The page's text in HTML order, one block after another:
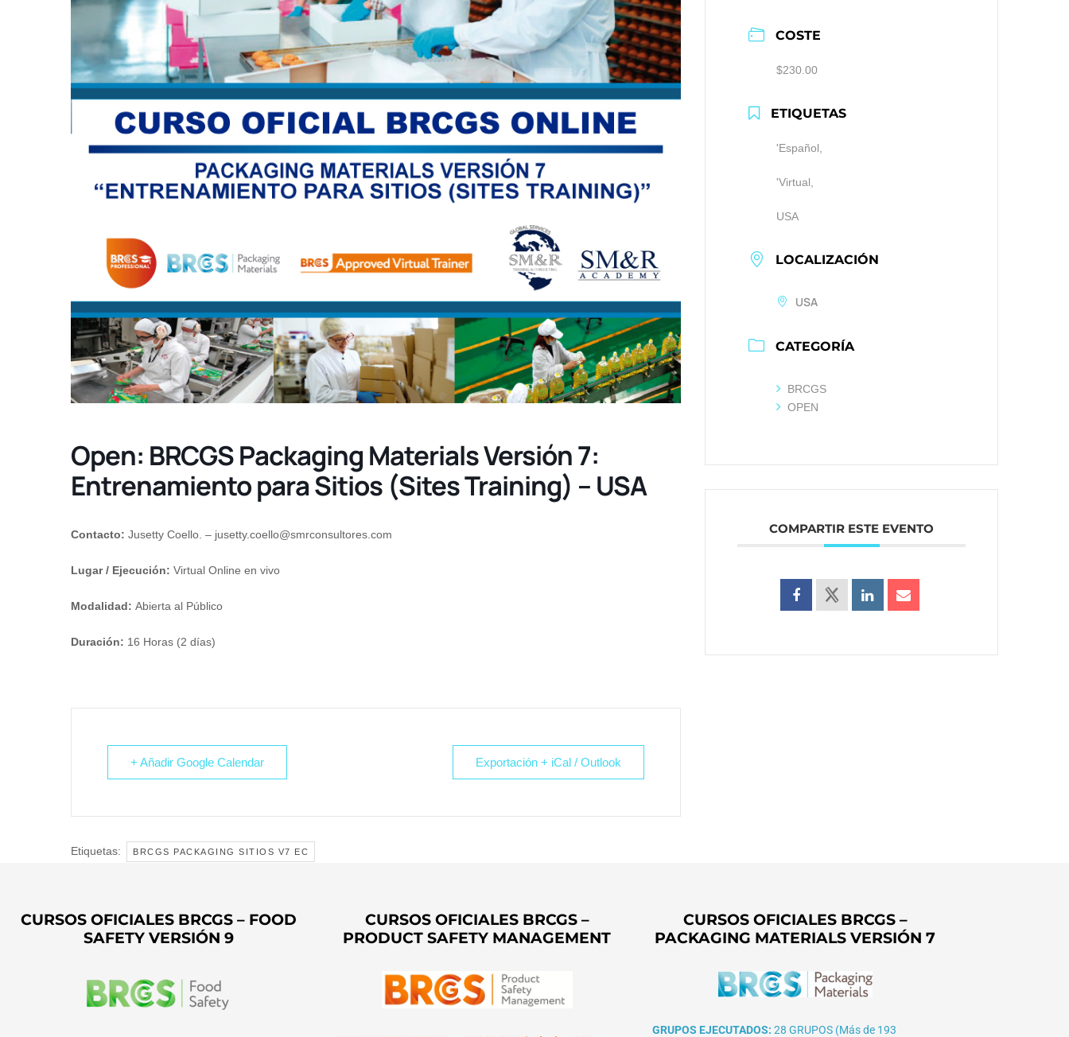
Open: BRCGS Packaging Materials Versión 7:
Entrenamiento para Sitios (Sites Training) – USA
Contacto: Jusetty Coello. – jusetty.coello@smrconsultores.com
Lugar / Ejecución: Virtual Online en vivo
Modalidad: Abierta al Público
Duración: 16 Horas (2 días)
+ Añadir Google Calendar Exportación + iCal / Outlook
Etiquetas: BRCGS PACKAGING SITIOS V7 EC
COSTE
$230.00
ETIQUETAS
'Español,
'Virtual,
USA
LOCALIZACIÓN
USA
CATEGORÍA
BRCGS
OPEN
COMPARTIR ESTE EVENTO
CURSOS OFICIALES BRCGS – FOOD
SAFETY VERSIÓN 9
CURSOS OFICIALES BRCGS –
PRODUCT SAFETY MANAGEMENT
CURSOS OFICIALES BRCGS –
PACKAGING MATERIALS VERSIÓN 7
GRUPOS EJECUTADOS: 28 GRUPOS (Más de 193